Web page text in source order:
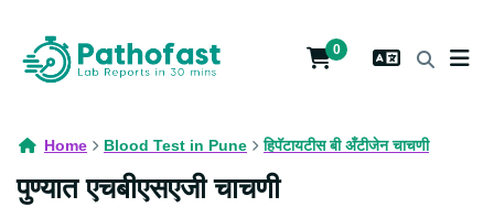
0
Home Blood Test in Pune हिपॅटायटीस बी अँटीजेन चाचणी
पुण्यात एचबीएसएजी चाचणी